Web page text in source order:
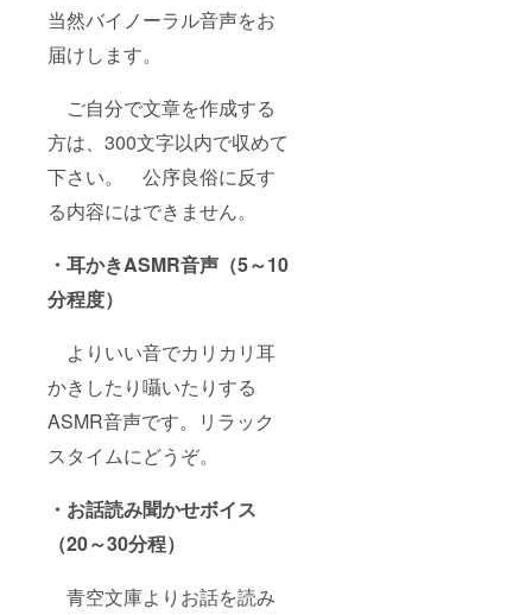
当然バイノーラル音声をお
届けします。
ご自分で文章を作成する
方は、300文字以内で収めて
下さい。 公序良俗に反す
る内容にはできません。
・耳かきASMR音声（5～10
分程度）
よりいい音でカリカリ耳
かきしたり囁いたりする
ASMR音声です。リラック
スタイムにどうぞ。
・お話読み聞かせボイス
（20～30分程）
青空文庫よりお話を読み